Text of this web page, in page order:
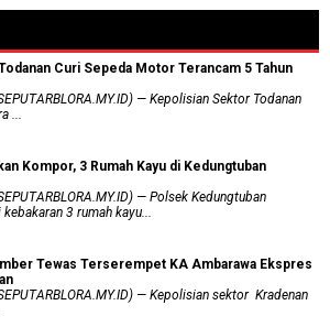
Curi Sepeda Motor Terancam 5 Tahun
— Kepolisian Sektor Todanan
...
Kompor, 3 Rumah Kayu di Kedungtuban
— Polsek Kedungtuban
kebakaran 3 rumah kayu...
Tewas Terserempet KA Ambarawa Ekspres
— Kepolisian sektor Kradenan